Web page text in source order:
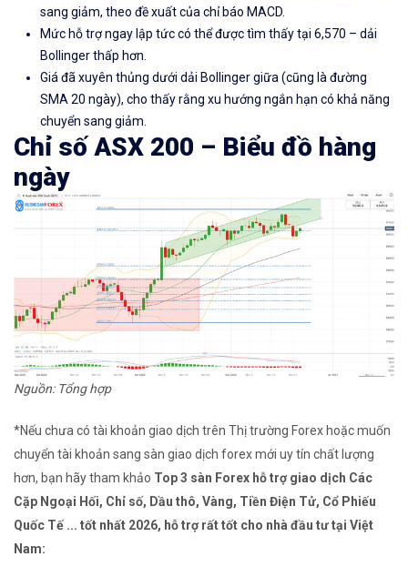
sang giảm, theo đề xuất của chỉ báo MACD.
Mức hỗ trợ ngay lập tức có thể được tìm thấy tại 6,570 – dải
Bollinger thấp hơn.
Giá đã xuyên thủng dưới dải Bollinger giữa (cũng là đường
SMA 20 ngày), cho thấy rằng xu hướng ngắn hạn có khả năng
chuyển sang giảm.
Chỉ số ASX 200 – Biểu đồ hàng
ngày
Nguồn: Tổng hợp
*Nếu chưa có tài khoản giao dịch trên Thị trường Forex hoặc muốn
chuyển tài khoản sang sàn giao dịch forex mới uy tín chất lượng
hơn, bạn hãy tham khảo Top 3 sàn Forex hỗ trợ giao dịch Các
Cặp Ngoại Hối, Chỉ số, Dầu thô, Vàng, Tiền Điện Tử, Cổ Phiếu
Quốc Tế ... tốt nhất 2026, hỗ trợ rất tốt cho nhà đầu tư tại Việt
Nam: